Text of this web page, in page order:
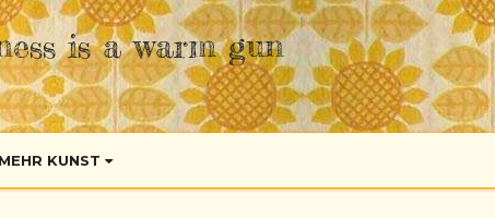
is a warm gun
MEHR KUNST